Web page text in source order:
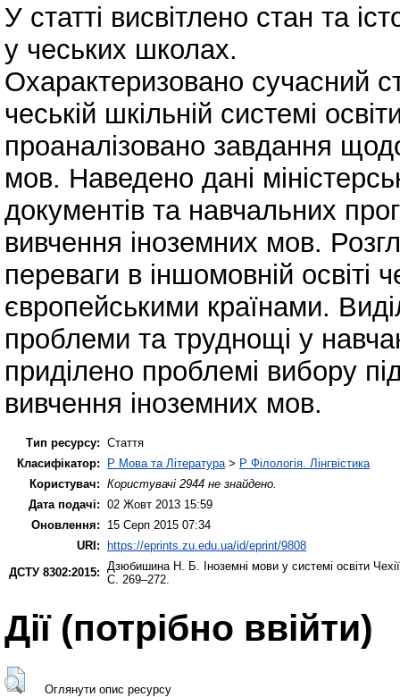
У статті висвітлено стан та
у чеських школах.
Охарактеризовано сучасний
чеській шкільній системі
проаналізовано завдання
мов. Наведено дані
документів та навчальних
вивчення іноземних мов.
переваги в іншомовній освіті
європейськими країнами.
проблеми та труднощі у
приділено проблемі вибору
вивчення іноземних мов.
Тип ресурсу: Стаття
Класифікатор:
P Мова та Література > P Філологія. Лінгвістика
Користувач: Користувачі 2944 не знайдено.
Дата подачі: 02 Жовт 2013 15:59
Оновлення:
15 Серп 2015 07:34
URI: https://eprints.zu.edu.ua/id/eprint/9808
ДСТУ 8302:2015:
Дзюбишина Н. Б.
Іноземні мови у системі освіти
С. 269–272.
Дії ​​(потрібно ввійти)
Оглянути опис ресурсу